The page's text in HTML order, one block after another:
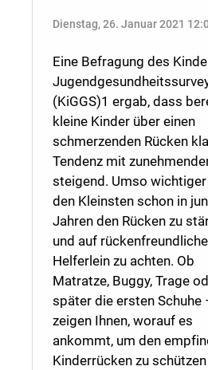
Dienstag, 26. Januar 2021
Eine Befragung des
(KiGGS)1 ergab, dass
kleine Kinder über einen
schmerzenden Rücken
Tendenz mit
steigend. Umso
den Kleinsten schon in
Jahren den Rücken zu
und auf rückenfreundliche
Helferlein zu achten. Ob
Matratze, Buggy, Trage
später die ersten Schuhe
zeigen Ihnen, worauf es
ankommt, um den
Kinderrücken zu schützen